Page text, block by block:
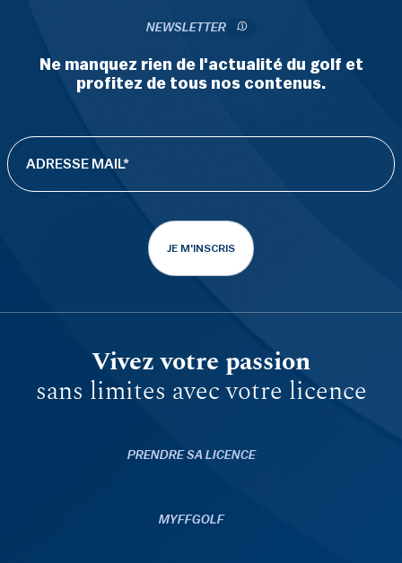
NEWSLETTER
Ne manquez rien de l'actualité du golf et
profitez de tous nos contenus.
JE M'INSCRIS
Vivez votre passion
sans limites avec votre licence
PRENDRE SA LICENCE
MYFFGOLF